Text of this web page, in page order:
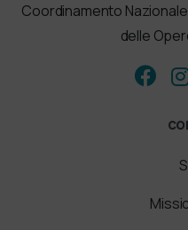
Coordinamento
delle